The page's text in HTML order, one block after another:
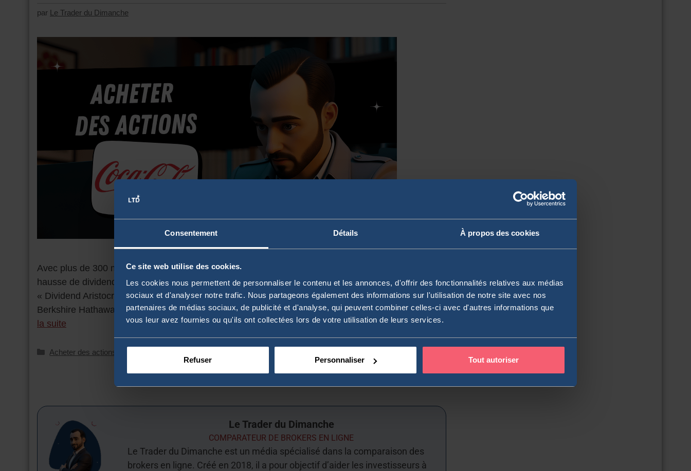
Consentement Détails À propos des cookies
Ce site web utilise des cookies.
Les cookies nous permettent de personnaliser le contenu et les annonces, d'offrir des fonctionnalités relatives aux médias
sociaux et d'analyser notre trafic. Nous partageons également des informations sur l'utilisation de notre site avec nos
partenaires de médias sociaux, de publicité et d'analyse, qui peuvent combiner celles-ci avec d'autres informations que
vous leur avez fournies ou qu'ils ont collectées lors de votre utilisation de leurs services.
Refuser Personnaliser Tout autoriser
par Le Trader du Dimanche
Avec plus de 300 milliards de dollars de capitalisation boursière et 63 années consécutives de
hausse de dividendes, l’action Coca-Cola (ISIN US1912161007) fait partie du cercle très fermé des
« Dividend Aristocrats » et reste l’un des placements préférés de Warren Buffett, dont le fonds
Berkshire Hathaway détient 9,9% de l’entreprise en 2026. Comment un investisseur français …Lire
la suite
Acheter des actions
Le Trader du Dimanche
COMPARATEUR DE BROKERS EN LIGNE
Le Trader du Dimanche est un média spécialisé dans la comparaison des
brokers en ligne. Créé en 2018, il a pour objectif d’aider les investisseurs à